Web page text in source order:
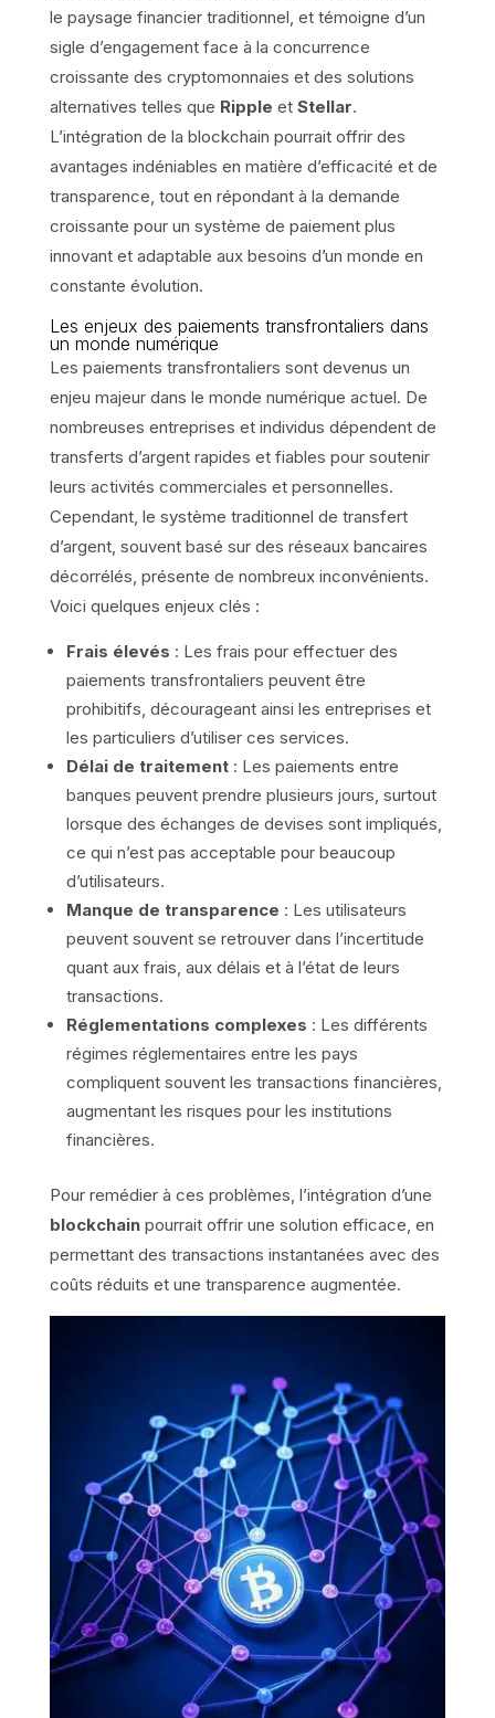
le paysage financier traditionnel, et témoigne d’un
sigle d’engagement face à la concurrence
croissante des cryptomonnaies et des solutions
alternatives telles que Ripple et Stellar.
L’intégration de la blockchain pourrait offrir des
avantages indéniables en matière d’efficacité et de
transparence, tout en répondant à la demande
croissante pour un système de paiement plus
innovant et adaptable aux besoins d’un monde en
constante évolution.
Les enjeux des paiements transfrontaliers dans
un monde numérique
Les paiements transfrontaliers sont devenus un
enjeu majeur dans le monde numérique actuel. De
nombreuses entreprises et individus dépendent de
transferts d’argent rapides et fiables pour soutenir
leurs activités commerciales et personnelles.
Cependant, le système traditionnel de transfert
d’argent, souvent basé sur des réseaux bancaires
décorrélés, présente de nombreux inconvénients.
Voici quelques enjeux clés :
Frais élevés : Les frais pour effectuer des
paiements transfrontaliers peuvent être
prohibitifs, décourageant ainsi les entreprises et
les particuliers d’utiliser ces services.
Délai de traitement: Les paiements entre
banques peuvent prendre plusieurs jours, surtout
lorsque des échanges de devises sont impliqués,
ce qui n’est pas acceptable pour beaucoup
d’utilisateurs.
Manque de transparence : Les utilisateurs
peuvent souvent se retrouver dans l’incertitude
quant aux frais, aux délais et à l’état de leurs
transactions.
Réglementations complexes : Les différents
régimes réglementaires entre les pays
compliquent souvent les transactions financières,
augmentant les risques pour les institutions
financières.
Pour remédier à ces problèmes, l’intégration d’une
blockchainpourrait offrir une solution efficace, en
permettant des transactions instantanées avec des
coûts réduits et une transparence augmentée.